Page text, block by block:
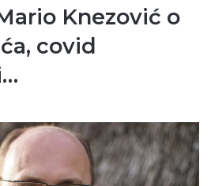
Knezović o
covid